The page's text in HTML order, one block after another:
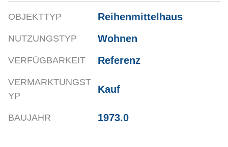
OBJEKTTYP Reihenmittelhaus
NUTZUNGSTYP Wohnen
VERFÜGBARKEIT Referenz
VERMARKTUNGST
YP
Kauf
BAUJAHR 1973.0